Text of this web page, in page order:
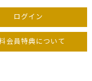
ログイン
会員特典について